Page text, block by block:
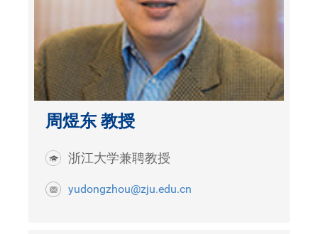
周煜东 教授
浙江大学兼聘教授
yudongzhou@zju.edu.cn